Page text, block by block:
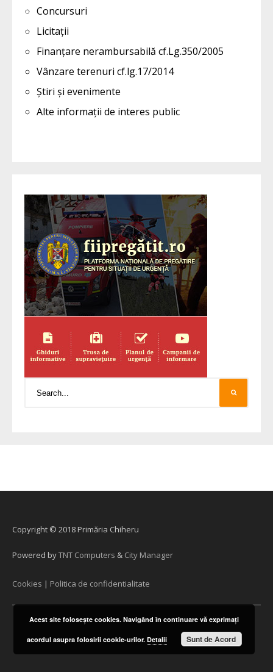
Concursuri
Licitații
Finanțare nerambursabilă cf.Lg.350/2005
Vânzare terenuri cf.lg.17/2014
Știri și evenimente
Alte informații de interes public
Copyright © 2018 Primăria Chiheru
Powered byTNT Computers & City Manager
Cookies | Politica de confidentialitate
Acest site foloseşte cookies. Navigând în continuare vă exprimaţi
acordul asupra folosirii cookie-urilor. Detalii Sunt de Acord